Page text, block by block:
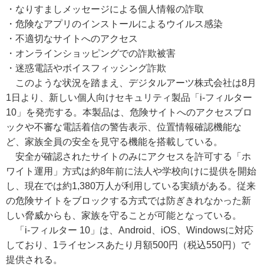
・なりすましメッセージによる個人情報の詐取
・危険なアプリのインストールによるウイルス感染
・不適切なサイトへのアクセス
・オンラインショッピングでの詐欺被害
・迷惑電話やボイスフィッシング詐欺
このような状況を踏まえ、デジタルアーツ株式会社は8月
1日より、新しい個人向けセキュリティ製品「i-フィルター
10」を発売する。本製品は、危険サイトへのアクセスブロ
ックや不審な電話着信の警告表示、位置情報確認機能な
ど、家族全員の安全を見守る機能を搭載している。
安全が確認されたサイトのみにアクセスを許可する「ホ
ワイト運用」方式は約8年前に法人や学校向けに提供を開始
し、現在では約1,380万人が利用している実績がある。従来
の危険サイトをブロックする方式では防ぎきれなかった新
しい脅威からも、家族を守ることが可能となっている。
「i-フィルター 10」は、Android、iOS、Windowsに対応
しており、1ライセンスあたり月額500円（税込550円）で
提供される。